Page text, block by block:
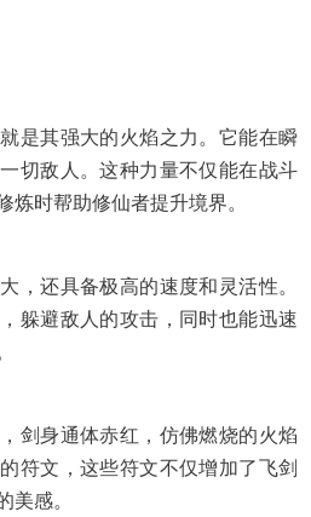
是其强大的火焰之力。它能在瞬
切敌人。这种力量不仅能在战斗
炼时帮助修仙者提升境界。
，还具备极高的速度和灵活性。
躲避敌人的攻击，同时也能迅速
剑身通体赤红，仿佛燃烧的火焰
符文，这些符文不仅增加了飞剑
美感。